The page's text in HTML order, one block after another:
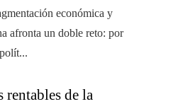
económica y
afronta un doble reto: por
de la